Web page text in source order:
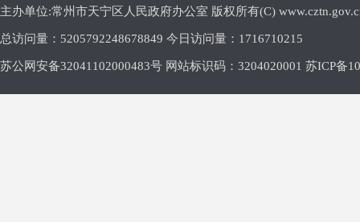
主办单位:常州市天宁区人民政府办公室 版权所有(C)
总访问量： 5205792248678849 今日访问量： 1716710215
苏公网安备32041102000483号 网站标识码：3204020001 苏ICP备